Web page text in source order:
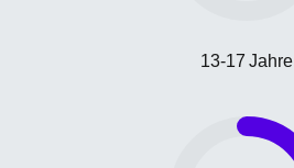
13-17 Jahre